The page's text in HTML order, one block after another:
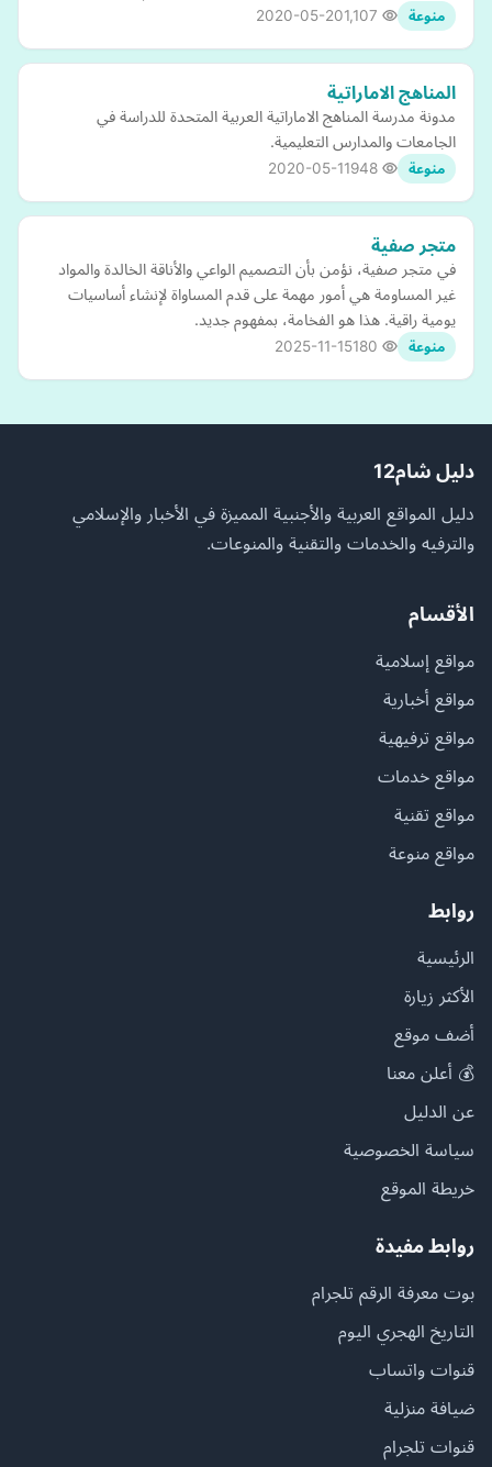
منوعة 2020-05-20
المناهج الاماراتية
مدونة مدرسة المناهج الاماراتية العربية المتحدة للدراسة في
الجامعات والمدارس التعليمية.
منوعة 2020-05-11
متجر صفية
في متجر صفية، نؤمن بأن التصميم الواعي والأناقة الخالدة والمواد
غير المساومة هي أمور مهمة على قدم المساواة لإنشاء أساسيات
يومية راقية. هذا هو الفخامة، بمفهوم جديد.
منوعة 2025-11-15
دليل شام12
دليل المواقع العربية والأجنبية المميزة في الأخبار والإسلامي
والترفيه والخدمات والتقنية والمنوعات.
الأقسام
مواقع إسلامية
مواقع أخبارية
مواقع ترفيهية
مواقع خدمات
مواقع تقنية
مواقع منوعة
روابط
الرئيسية
الأكثر زيارة
أضف موقع
💰 أعلن معنا
عن الدليل
سياسة الخصوصية
خريطة الموقع
روابط مفيدة
بوت معرفة الرقم تلجرام
التاريخ الهجري اليوم
قنوات واتساب
ضيافة منزلية
قنوات تلجرام